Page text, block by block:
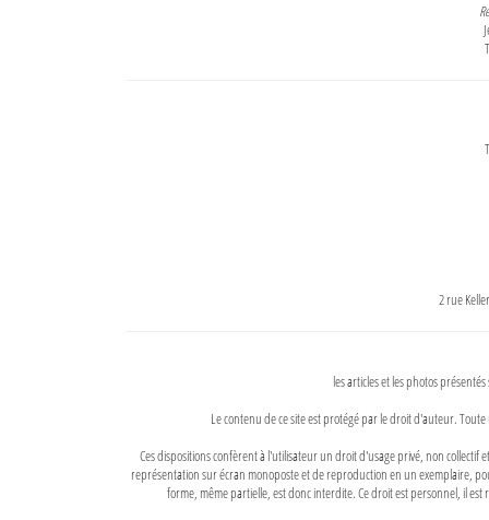
2 rue
les articles et les photos
Le contenu de ce site est protégé par le droit d'auteur.
Ces dispositions confèrent à l'utilisateur un droit d'usage privé, non
représentation sur écran monoposte et de reproduction en un exemplaire,
forme, même partielle, est donc interdite. Ce droit est personnel, il